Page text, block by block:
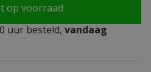
op voorraad
uur besteld, vandaag